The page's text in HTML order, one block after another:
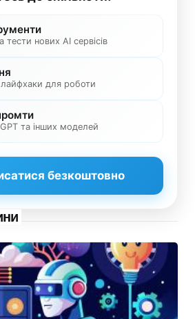
тести нових AI сервісів
для роботи
та інших моделей
безкоштовно